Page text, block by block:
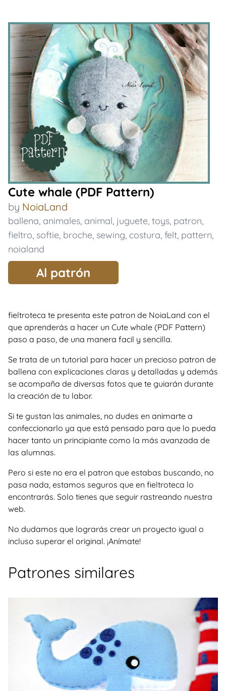
Cute whale (PDF Pattern)
by NoiaLand
ballena, animales, animal, juguete, toys, patron,
fieltro, softie, broche, sewing, costura, felt, pattern,
noialand
Al patrón
fieltroteca te presenta este patron de NoiaLand con el
que aprenderás a hacer un Cute whale (PDF Pattern)
paso a paso, de una manera facil y sencilla.
Se trata de un tutorial para hacer un precioso patron de
ballena con explicaciones claras y detalladas y además
se acompaña de diversas fotos que te guiarán durante
la creación de tu labor.
Si te gustan las animales, no dudes en animarte a
confeccionarlo ya que está pensado para que lo pueda
hacer tanto un principiante como la más avanzada de
las alumnas.
Pero si este no era el patron que estabas buscando, no
pasa nada, estamos seguros que en fieltroteca lo
encontrarás. Solo tienes que seguir rastreando nuestra
web.
No dudamos que lograrás crear un proyecto igual o
incluso superar el original. ¡Anímate!
Patrones similares